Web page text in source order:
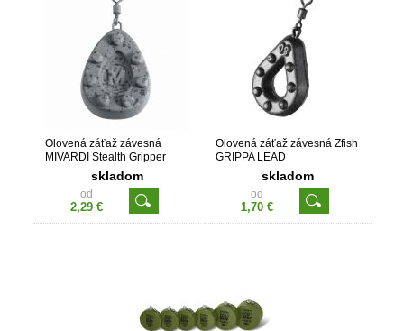
Olovená záťaž závesná
MIVARDI Stealth Gripper
skladom
od
2,29 €
Olovená záťaž závesná Zfish
GRIPPA LEAD
skladom
od
1,70 €